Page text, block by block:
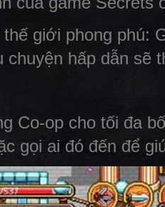
giới phong phú:
chuyện hấp dẫn sẽ
Co-op cho tối đa
gọi ai đó đến để